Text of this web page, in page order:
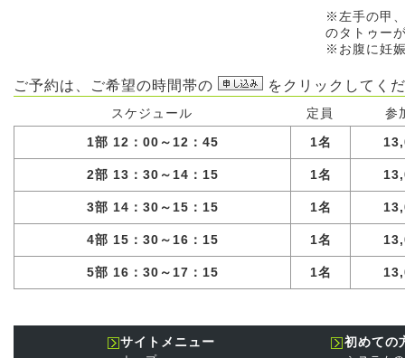
※左手の甲
のタトゥー
※お腹に妊
ご予約は、ご希望の時間帯の をクリックしてく
スケジュール 定員
参
1部 12：00～12：45
1名
2部 13：30～14：15 1名
3部 14：30～15：15 1名
4部 15：30～16：15 1名
5部 16：30～17：15 1名
サイトメニュー 初めての